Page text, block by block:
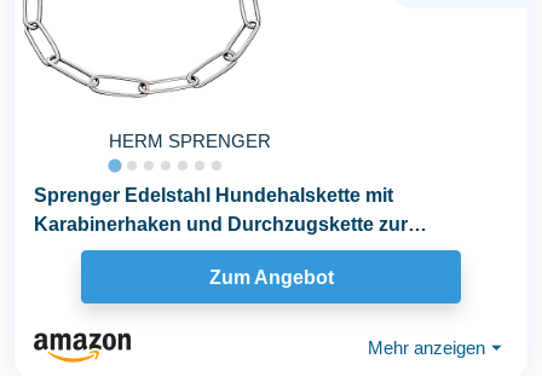
HERM SPRENGER
Sprenger Edelstahl Hundehalskette mit
Karabinerhaken und Durchzugskette zur
Zugbegrenzung I...
Zum Angebot
Mehr anzeigen ⏷